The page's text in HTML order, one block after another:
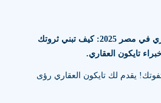
الاستثمار العقاري في مصر 2025: كيف تبني ثروتك
تايكون العقاري.
يقدم لك تايكون العقاري رؤى